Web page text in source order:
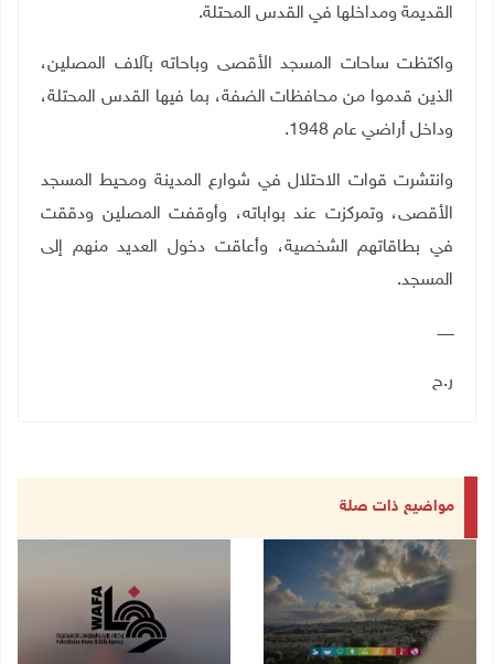
القديمة ومداخلها في القدس المحتلة.
واكتظت ساحات المسجد الأقصى وباحاته بآلاف المصلين،
الذين قدموا من محافظات الضفة، بما فيها القدس المحتلة،
وداخل أراضي عام 1948.
وانتشرت قوات الاحتلال في شوارع المدينة ومحيط المسجد
الأقصى، وتمركزت عند بواباته، وأوقفت المصلين ودققت
في بطاقاتهم الشخصية، وأعاقت دخول العديد منهم إلى
المسجد.
ـــــــ
ر.ح
مواضيع ذات صلة